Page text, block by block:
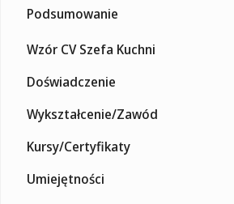
Podsumowanie
Wzór CV Szefa Kuchni
Doświadczenie
Wykształcenie/Zawód
Kursy/Certyfikaty
Umiejętności